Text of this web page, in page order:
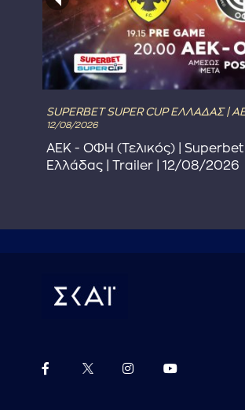
SUPERBET SUPER CUP ΕΛΛΑΔΑΣ |
12/08/2026
ΑΕΚ - ΟΦΗ (Τελικός) |
Ελλάδας | Trailer | 12/08/2026